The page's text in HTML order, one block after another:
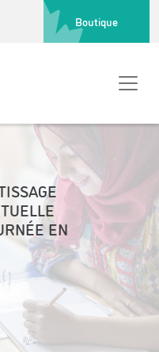
Boutique
EN